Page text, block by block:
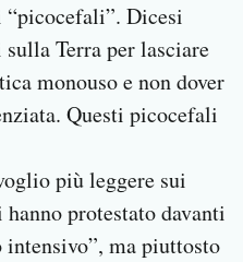
Dicesi
Terra per lasciare
monouso e non dover
Questi picocefali
più leggere sui
protestato davanti
ma piuttosto